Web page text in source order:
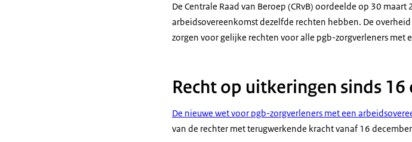
De Centrale Raad van Beroep (CRvB) oordeelde op 30
arbeidsovereenkomst dezelfde rechten hebben. De
zorgen voor gelijke rechten voor alle pgb-zorgverleners met
Recht op uitkeringen sinds 16
De nieuwe wet voor pgb-zorgverleners met een
van de rechter met terugwerkende kracht vanaf 16